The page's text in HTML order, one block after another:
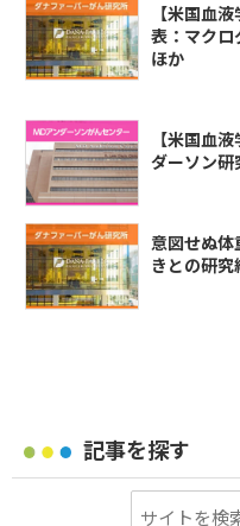
【米国血
表：マクロ
ほか
【米国血
ダーソン研
意図せぬ体
きとの研究
記事を探す